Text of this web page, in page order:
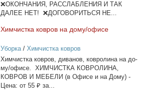
❌ОКОНЧАНИЯ, РАССЛАБЛЕНИЯ И ТАК
ДАЛЕЕ НЕТ! ❌ДОГОВОРИТЬСЯ НЕ...
Хим­чист­ка ков­ров на до­му/офи­се
Уборка/ Химчистка ковров
Хим­чист­ка ков­ров, ди­ва­нов, ков­ро­ли­на на до­
му/офи­се. ХИМЧИСТКА КОВРОЛИНА,
КОВРОВ И МЕБЕЛИ (в Офи­се и на До­му) -
Це­на: от 55 ₽ за...